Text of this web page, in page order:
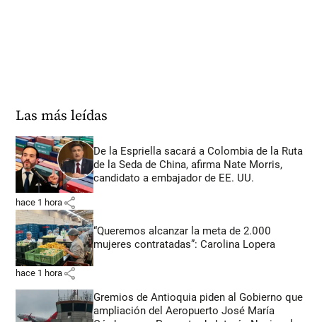
Las más leídas
De la Espriella sacará a Colombia de la Ruta
de la Seda de China, afirma Nate Morris,
candidato a embajador de EE. UU.
hace 1 hora share
“Queremos alcanzar la meta de 2.000
mujeres contratadas”: Carolina Lopera
hace 1 hora share
Gremios de Antioquia piden al Gobierno que
ampliación del Aeropuerto José María